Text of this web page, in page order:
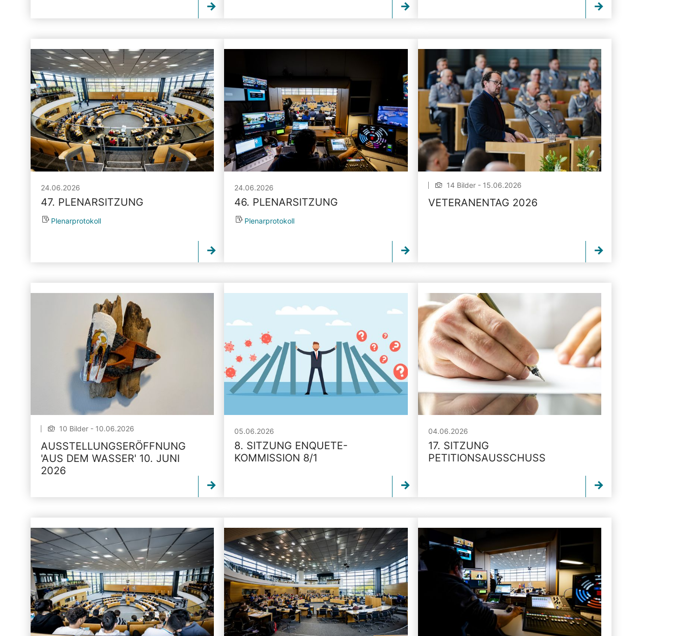
24.06.2026
47. PLENARSITZUNG
Plenarprotokoll
24.06.2026
46. PLENARSITZUNG
Plenarprotokoll
14 Bilder - 15.06.2026
VETERANENTAG 2026
10 Bilder - 10.06.2026
AUSSTELLUNGSERÖFFNUNG
'AUS DEM WASSER' 10. JUNI
2026
05.06.2026
8. SITZUNG ENQUETE-
KOMMISSION 8/1
04.06.2026
17. SITZUNG
PETITIONSAUSSCHUSS